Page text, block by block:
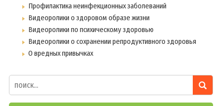
Профилактика неинфекционных заболеваний
Видеоролики о здоровом образе жизни
Видеоролики по психическому здоровью
Видеоролики о сохранении репродуктивного здоровья
О вредных привычках